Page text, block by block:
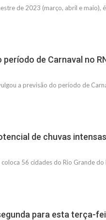
de 2023 (março, abril e maio),
de Carnaval no
a previsão do período de
de chuvas intensas
56 cidades do Rio Grande
para esta terça-